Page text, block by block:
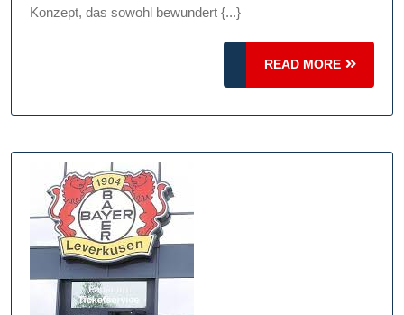
Entfaltung:
Talente
erkennen
und
fördern
Konzept, das sowohl bewundert {...}
READ MORE
READ
MORE